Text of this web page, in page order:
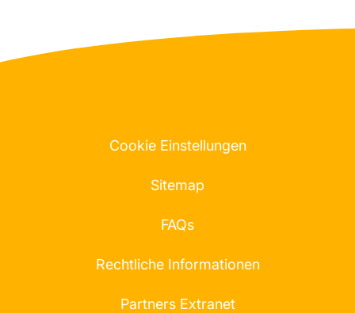
Cookie Einstellungen
Sitemap
FAQs
Rechtliche Informationen
Partners Extranet